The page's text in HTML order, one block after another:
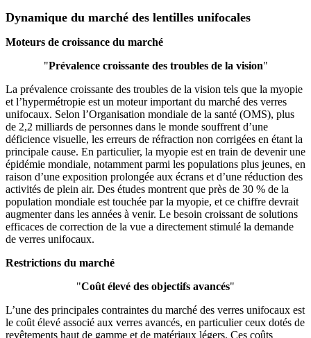
Dynamique du marché des lentilles unifocales
Moteurs de croissance du marché
"Prévalence croissante des troubles de la vision"
La prévalence croissante des troubles de la vision tels que la myopie
et l’hypermétropie est un moteur important du marché des verres
unifocaux. Selon l’Organisation mondiale de la santé (OMS), plus
de 2,2 milliards de personnes dans le monde souffrent d’une
déficience visuelle, les erreurs de réfraction non corrigées en étant la
principale cause. En particulier, la myopie est en train de devenir une
épidémie mondiale, notamment parmi les populations plus jeunes, en
raison d’une exposition prolongée aux écrans et d’une réduction des
activités de plein air. Des études montrent que près de 30 % de la
population mondiale est touchée par la myopie, et ce chiffre devrait
augmenter dans les années à venir. Le besoin croissant de solutions
efficaces de correction de la vue a directement stimulé la demande
de verres unifocaux.
Restrictions du marché
"Coût élevé des objectifs avancés"
L’une des principales contraintes du marché des verres unifocaux est
le coût élevé associé aux verres avancés, en particulier ceux dotés de
revêtements haut de gamme et de matériaux légers. Ces coûts